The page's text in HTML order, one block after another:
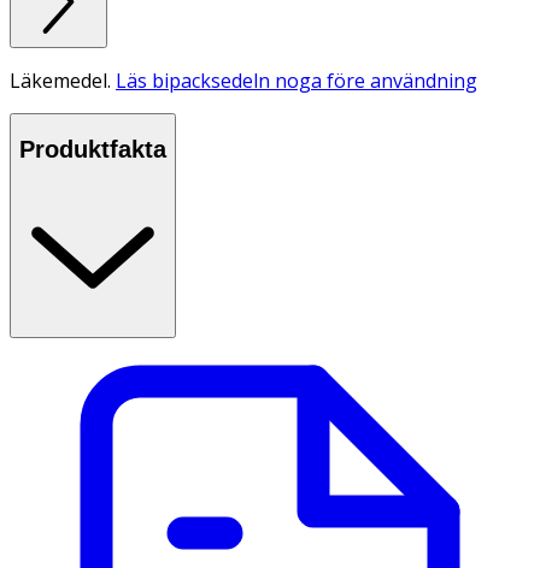
Läkemedel. Läs bipacksedeln noga före användning
Produktfakta